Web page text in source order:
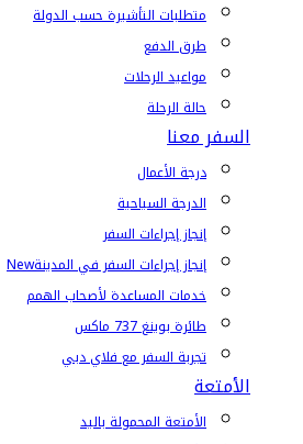
متطلبات التأشيرة حسب الدولة
طرق الدفع
مواعيد الرحلات
حالة الرحلة
السفر معنا
درجة الأعمال
الدرجة السياحية
إنجاز إجراءات السفر
إنجاز إجراءات السفر في المدينةNew
خدمات المساعدة لأصحاب الهمم
طائرة بوينغ 737 ماكس
تجربة السفر مع فلاي دبي
الأمتعة
الأمتعة المحمولة باليد